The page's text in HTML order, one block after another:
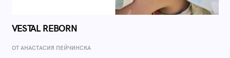
VESTAL REBORN
ОТ AНАСТАСИЯ ПЕЙЧИНСКА